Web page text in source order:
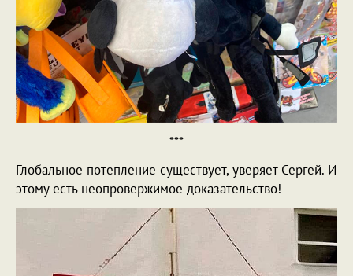
***
Глобальное потепление существует, уверяет Сергей. И
этому есть неопровержимое доказательство!